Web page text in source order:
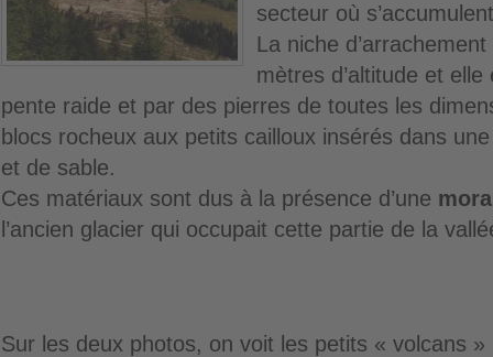
secteur où
La niche
mètres d’altitude et
pente raide et par des pierres de toutes les
blocs rocheux aux petits cailloux insérés dans
et de sable.
Ces matériaux sont dus à la présence d’une
l’ancien glacier qui occupait cette partie de la
Sur les deux photos, on voit les petits « volcans »